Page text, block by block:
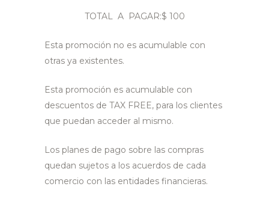
TOTAL A PAGAR:$ 100
Esta promoción no es acumulable con
otras ya existentes.
Esta promoción es acumulable con
descuentos de TAX FREE, para los clientes
que puedan acceder al mismo.
Los planes de pago sobre las compras
quedan sujetos a los acuerdos de cada
comercio con las entidades financieras.